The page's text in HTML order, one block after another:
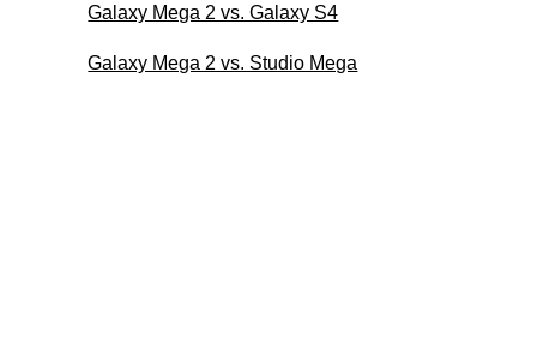
Galaxy Mega 2 vs. Galaxy S4
Galaxy Mega 2 vs. Studio Mega